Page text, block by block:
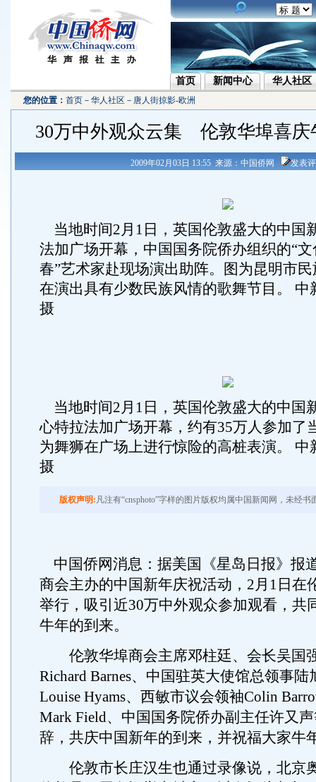
首页 新闻中心 华人社区
您的位置： 首页 － 华人社区 － 唐人街掠影-欧洲
30万中外观众云集 伦敦华埠喜庆
2009年02月03日 13:55 来源：中国侨网 发表
当地时间2月1日，英国伦敦盛大的中国
法加广场开幕，中国国务院侨办组织的“文
春”艺术家赴现场演出助阵。图为昆明市
在演出具有少数民族风情的歌舞节目。 中
摄
当地时间2月1日，英国伦敦盛大的中国
心特拉法加广场开幕，约有35万人参加了
为舞狮在广场上进行惊险的高桩表演。 中
摄
版权声明: 凡注有“cnsphoto”字样的图片版权均属中国新闻网，未经
中国侨网消息：据美国《星岛日报》报
商会主办的中国新年庆祝活动，2月1日在
举行，吸引近30万中外观众参加观看，共
牛年的到来。
伦敦华埠商会主席邓柱廷、会长吴国
Richard Barnes、中国驻英大使馆总领事
Louise Hyams、西敏市议会领袖Colin
Mark Field、中国国务院侨办副主任许又
辞，共庆中国新年的到来，并祝福大家牛
伦敦市长庄汉生也通过录像说，北京